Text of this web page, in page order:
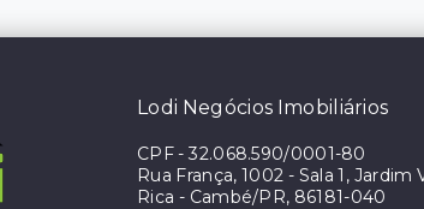
Lodi Negócios Imobiliários
CPF-32.068.590/0001-80
Rua França, 1002 - Sala 1, Jardim
Rica - Cambé/PR, 86181-040